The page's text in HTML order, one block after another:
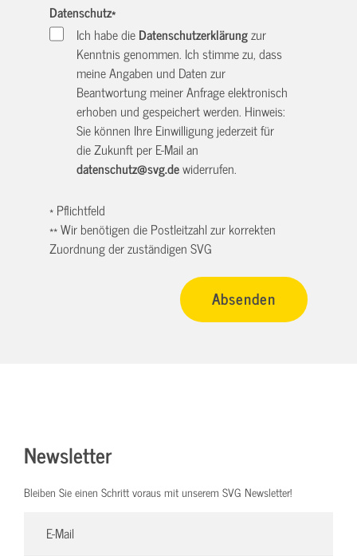
Datenschutz*
Ich habe dieDatenschutzerklärungzur
Kenntnis genommen. Ich stimme zu, dass
meine Angaben und Daten zur
Beantwortung meiner Anfrage elektronisch
erhoben und gespeichert werden. Hinweis:
Sie können Ihre Einwilligung jederzeit für
die Zukunft per E-Mail an
datenschutz@svg.dewiderrufen.
* Pflichtfeld
** Wir benötigen die Postleitzahl zur korrekten
Zuordnung der zuständigen SVG
Newsletter
Bleiben Sie einen Schritt voraus mit unserem SVG Newsletter!